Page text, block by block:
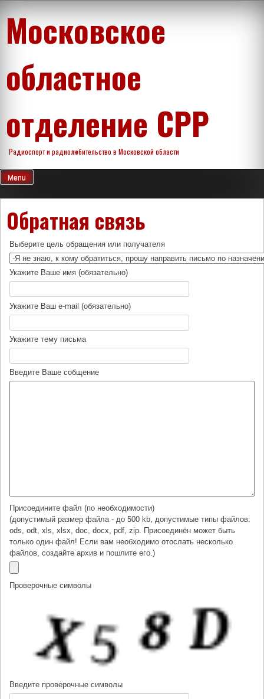
content
Московское
областное
отделение СРР
Радиоспорт и радиолюбительство в Московской области
Menu
Обратная связь
Выберите цель обращения или получателя
Укажите Ваше имя (обязательно)
Укажите Ваш e-mail (обязательно)
Укажите тему письма
Введите Ваше собщение
Присоедините файл (по необходимости)
(допустимый размер файла - до 500 kb, допустимые типы файлов:
ods, odt, xls, xlsx, doc, docx, pdf, zip. Присоединён может быть
только один файл! Если вам необходимо отослать несколько
файлов, создайте архив и пошлите его.)
Проверочные символы
Введите проверочные символы